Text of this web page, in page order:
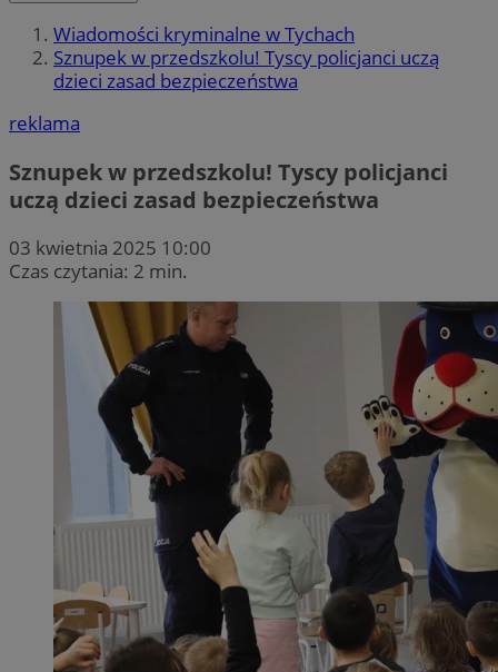
Wiadomości kryminalne w Tychach
Sznupek w przedszkolu! Tyscy policjanci uczą
dzieci zasad bezpieczeństwa
reklama
Sznupek w przedszkolu! Tyscy policjanci
uczą dzieci zasad bezpieczeństwa
03 kwietnia 2025 10:00
Czas czytania: 2 min.